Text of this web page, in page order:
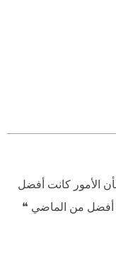
الأمور كانت أفضل
أفضل من الماضي ❝